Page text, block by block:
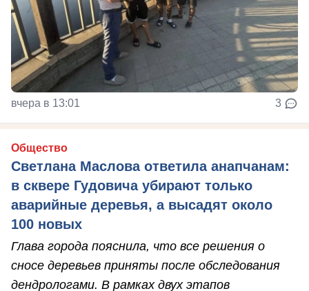
вчера в 13:01 3
Общество
Светлана Маслова ответила анапчанам:
в сквере Гудовича убирают только
аварийные деревья, а высадят около
100 новых
Глава города пояснила, что все решения о
сносе деревьев приняты после обследования
дендрологами. В рамках двух этапов